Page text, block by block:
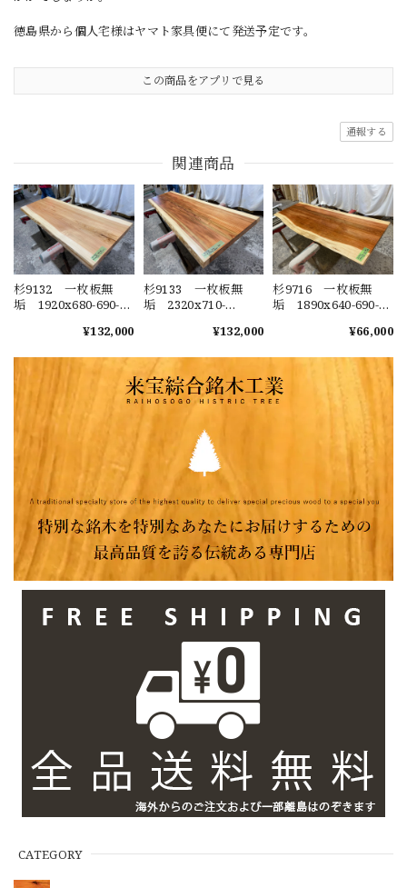
CATEGORY
徳島県から個人宅様はヤマト家具便にて発送予定です。
この商品をアプリで見る
通報する
関連商品
杉9132 一枚板無
垢 1920x680-690-
材 センターテーブ
装 テーブル板
¥132,000
杉9133 一枚板無
垢 2320x710-
材 センターテーブ
ブル ウレタン塗
装 セラウッド塗
装 テーブル板
¥132,000
杉9716 一枚板無
垢 1890x640-690-
材 センターテーブ
ッド塗装 テーブル
板
¥66,000